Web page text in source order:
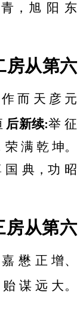
，旭 阳 东
房从第六
作 而 天 彦 元
后新续:举 征
荣 满 乾 坤。
国 典，功 昭
房从第六
懋 正 增、
贻 谋 远 大。